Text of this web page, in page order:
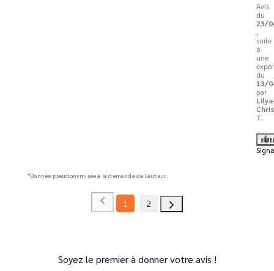
Avis
du
23/
,
suite
à
une
du
13/
par
T.
*Donnée pseudonymisée à la demande de l'auteur.
1 2
Soyez le premier à donner votre avis !